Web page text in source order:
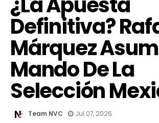
Definitiva?
Márquez
Mando De La
Selección
Team NVC Jul 07, 2026